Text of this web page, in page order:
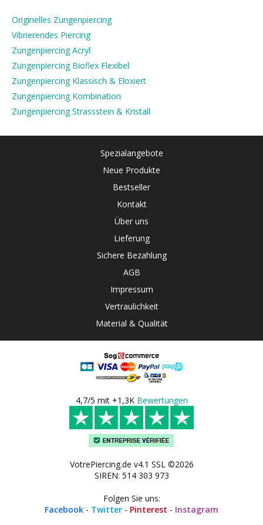
Originelles Zungenpiercing
Vibrierendes Piercing
Zungenpiercing Acryl
Zungenpiercing Bioflex Flexibel
Zungenpiercing Klassisch & Eloxiert
Zungenpiercing Kombination
Zungenpiercing Strassstein & Kristall
Spezialangebote
Neue Produkte
Bestseller
Kontakt
Über uns
Lieferung
Sichere Bezahlung
AGB
Impressum
Vertraulichkeit
Material & Qualität
4,7/5 mit +1,3K Bewertungen
VotrePiercing.de v4.1 SSL ©2026
SIREN: 514 303 973
Folgen Sie uns:
Facebook - Twitter - Pinterest - Instagram